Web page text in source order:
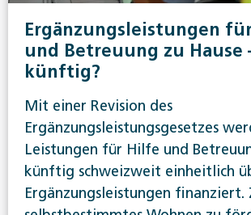
Ergänzungsleistungen
und Betreuung zu Hause
künftig?
Mit einer Revision des
Ergänzungsleistungsgesetzes
Leistungen für Hilfe und
künftig schweizweit einheitlich
Ergänzungsleistungen finanziert.